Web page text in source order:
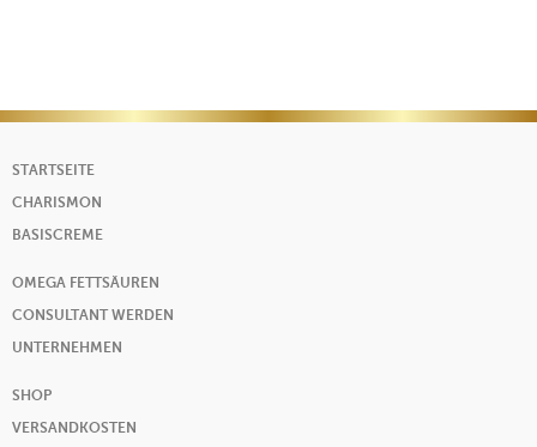
STARTSEITE
CHARISMON
BASISCREME
OMEGA FETTSÄUREN
CONSULTANT WERDEN
UNTERNEHMEN
SHOP
VERSANDKOSTEN